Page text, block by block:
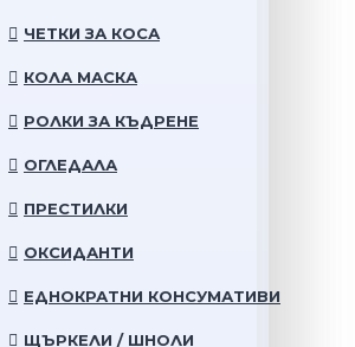
ЧЕТКИ ЗА КОСА
КОЛА МАСКА
РОЛКИ ЗА КЪДРЕНЕ
ОГЛЕДАЛА
ПРЕСТИЛКИ
ОКСИДАНТИ
ЕДНОКРАТНИ КОНСУМАТИВИ
ЩЪРКЕЛИ / ШНОЛИ